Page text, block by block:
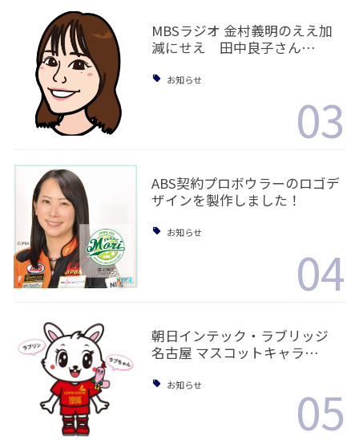
MBSラジオ 金村義明のええ加
減にせえ 田中良子さん…
お知らせ
03
ABS契約プロボウラーのロゴデ
ザインを製作しました！
お知らせ
04
朝日インテック・ラブリッジ
名古屋 マスコットキャラ…
お知らせ 05